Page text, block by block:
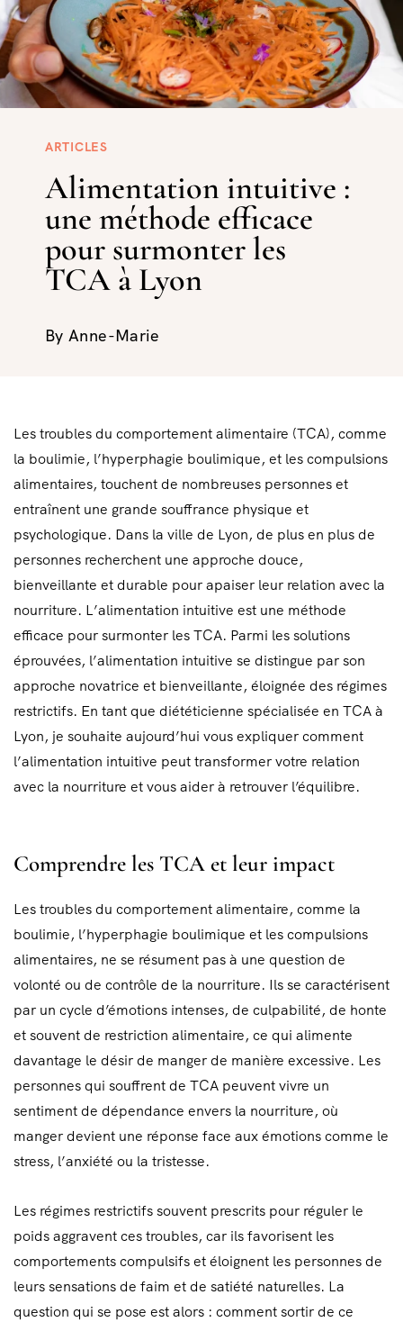
ARTICLES
Alimentation intuitive :
une méthode efficace
pour surmonter les
TCA à Lyon
ByAnne-Marie
Les troubles du comportement alimentaire (TCA), comme
la boulimie, l’hyperphagie boulimique, et les compulsions
alimentaires, touchent de nombreuses personnes et
entraînent une grande souffrance physique et
psychologique. Dans la ville de Lyon, de plus en plus de
personnes recherchent une approche douce,
bienveillante et durable pour apaiser leur relation avec la
nourriture. L’alimentation intuitive est une méthode
efficace pour surmonter les TCA. Parmi les solutions
éprouvées, l’alimentation intuitive se distingue par son
approche novatrice et bienveillante, éloignée des régimes
restrictifs. En tant que diététicienne spécialisée en TCA à
Lyon, je souhaite aujourd’hui vous expliquer comment
l’alimentation intuitive peut transformer votre relation
avec la nourriture et vous aider à retrouver l’équilibre.
Comprendre les TCA et leur impact
Les troubles du comportement alimentaire, comme la
boulimie, l’hyperphagie boulimique et les compulsions
alimentaires, ne se résument pas à une question de
volonté ou de contrôle de la nourriture. Ils se caractérisent
par un cycle d’émotions intenses, de culpabilité, de honte
et souvent de restriction alimentaire, ce qui alimente
davantage le désir de manger de manière excessive. Les
personnes qui souffrent de TCA peuvent vivre un
sentiment de dépendance envers la nourriture, où
manger devient une réponse face aux émotions comme le
stress, l’anxiété ou la tristesse.
Les régimes restrictifs souvent prescrits pour réguler le
poids aggravent ces troubles, car ils favorisent les
comportements compulsifs et éloignent les personnes de
leurs sensations de faim et de satiété naturelles. La
question qui se pose est alors : comment sortir de ce